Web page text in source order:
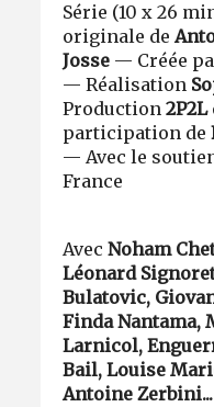
Série (10 x 26
originale de
Josse — Créée
— Réalisation
Production2P2L
participation de
— Avec le
France
AvecNoham
Léonard
Bulatovic,
Finda Nantama,
Larnicol,
Bail, Louise
Antoine Zerbini...